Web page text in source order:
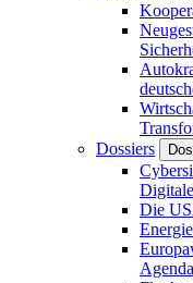
Dossiers
Die